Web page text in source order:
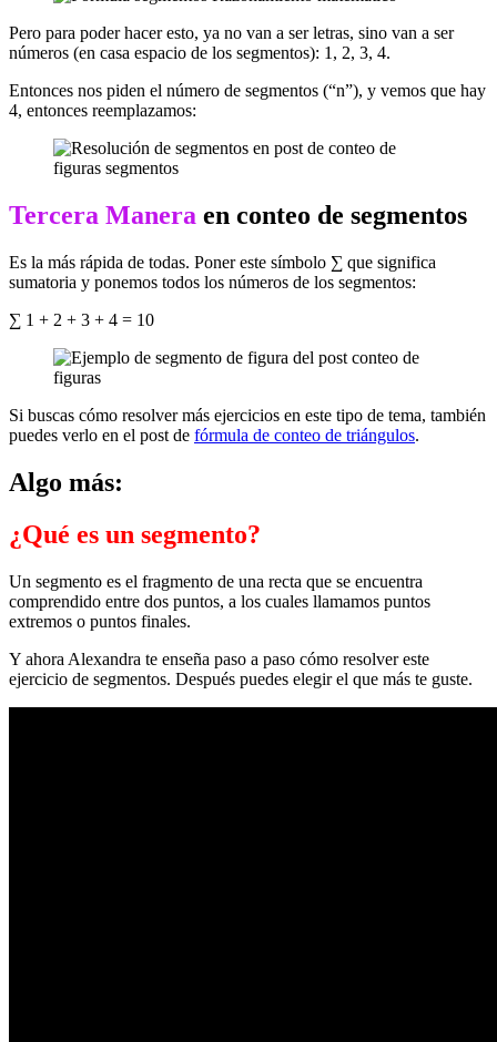
Pero para poder hacer esto, ya no van a ser letras, sino van a ser
números (en casa espacio de los segmentos): 1, 2, 3, 4.
Entonces nos piden el número de segmentos (“n”), y vemos que hay
4, entonces reemplazamos:
Tercera Manera en conteo de segmentos
Es la más rápida de todas. Poner este símbolo ∑ que significa
sumatoria y ponemos todos los números de los segmentos:
∑ 1 + 2 + 3 + 4 = 10
Si buscas cómo resolver más ejercicios en este tipo de tema, también
puedes verlo en el post de fórmula de conteo de triángulos.
Algo más:
¿Qué es un segmento?
Un segmento es el fragmento de una recta que se encuentra
comprendido entre dos puntos, a los cuales llamamos puntos
extremos o puntos finales.
Y ahora Alexandra te enseña paso a paso cómo resolver este
ejercicio de segmentos. Después puedes elegir el que más te guste.